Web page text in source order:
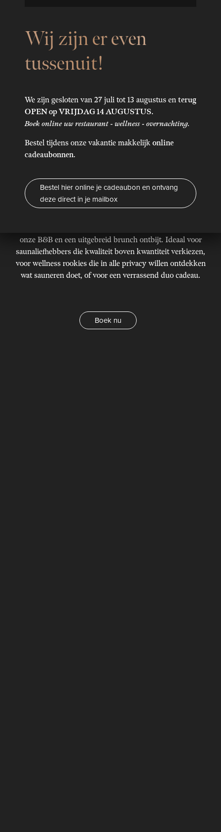
Veelgestelde vragen
Laatste nieuws en tips
Restaurant
Reserveer je tafel
Brunch ontbijt
Reserveer je tafel
Wij zijn er even
tussenuit!
We zijn gesloten van 27 juli tot 13 augustus en terug
OPEN op VRIJDAG 14 AUGUSTUS.
Boek online uw restaurant - wellness - overnachting.
Bestel tijdens onze vakantie makkelijk online
cadeaubonnen.
Bestel hier online je cadeaubon en ontvang
deze direct in je mailbox
Privé sauna met
overnachting in
West-Vlaanderen
Een privé sauna met overnachting is dé manier om écht tot
traditionele Finse luxe sauna, een milde infrarood sauna en
een vochtige hammam. Geen gedeelde sauna, geen
tijdsdruk, geen vreemden om je heen.
onze B&B en een uitgebreid brunch ontbijt. Ideaal voor
saunaliefhebbers die kwaliteit boven kwantiteit verkiezen,
voor wellness rookies die in alle privacy willen ontdekken
wat sauneren doet, of voor een verrassend duo cadeau.
Boek nu